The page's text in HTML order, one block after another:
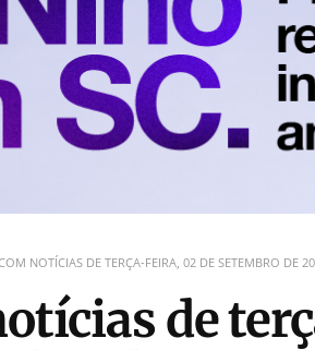
NOTÍCIAS DE TERÇA-FEIRA, 02 DE SETEMBRO DE
de